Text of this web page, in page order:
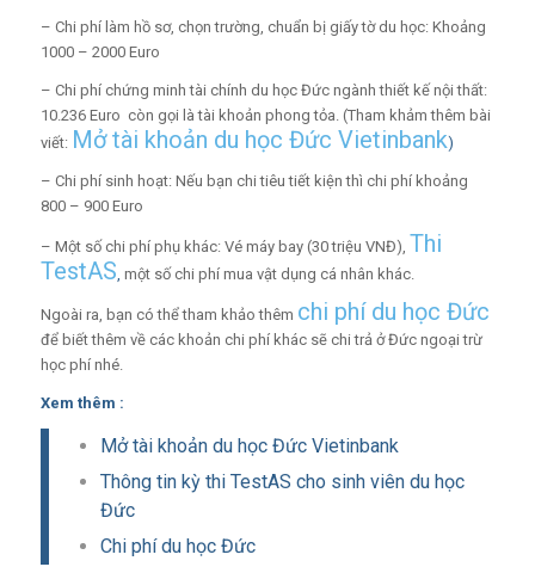
– Chi phí làm hồ sơ, chọn trường, chuẩn bị giấy tờ du học: Khoảng
1000 – 2000 Euro
– Chi phí chứng minh tài chính du học Đức ngành thiết kế nội thất:
10.236 Euro còn gọi là tài khoản phong tỏa. (Tham khảm thêm bài
viết: Mở tài khoản du học Đức Vietinbank)
– Chi phí sinh hoạt: Nếu bạn chi tiêu tiết kiện thì chi phí khoảng
800 – 900 Euro
– Một số chi phí phụ khác: Vé máy bay (30 triệu VNĐ), Thi
TestAS, một số chi phí mua vật dụng cá nhân khác.
Ngoài ra, bạn có thể tham khảo thêm chi phí du học Đức
để biết thêm về các khoản chi phí khác sẽ chi trả ở Đức ngoại trừ
học phí nhé.
Xem thêm :
Mở tài khoản du học Đức Vietinbank
Thông tin kỳ thi TestAS cho sinh viên du học
Đức
Chi phí du học Đức